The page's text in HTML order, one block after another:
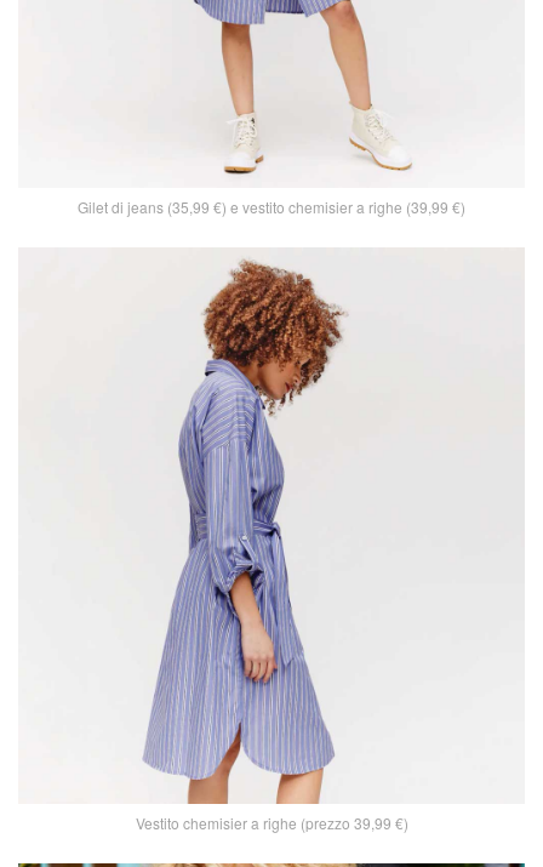
Gilet di jeans (35,99 €) e vestito chemisier a righe (39,99 €)
Vestito chemisier a righe (prezzo 39,99 €)